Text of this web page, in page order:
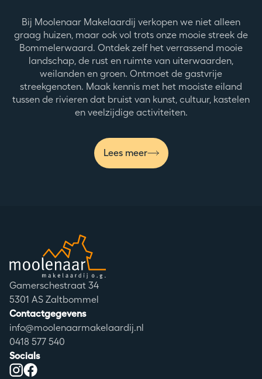
Bij Moolenaar Makelaardij verkopen we niet alleen
graag huizen, maar ook vol trots onze mooie streek de
Bommelerwaard. Ontdek zelf het verrassend mooie
landschap, de rust en ruimte van uiterwaarden,
weilanden en groen. Ontmoet de gastvrije
streekgenoten. Maak kennis met het mooiste eiland
tussen de rivieren dat bruist van kunst, cultuur, kastelen
en veelzijdige activiteiten.
Lees meer
Moolenaar logo
Adres
Gamerschestraat 34
Postcode
5301 AS Zaltbommel
Contactgegevens
info@moolenaarmakelaardij.nl
0418 577 540
Socials
Instagram
Facebook